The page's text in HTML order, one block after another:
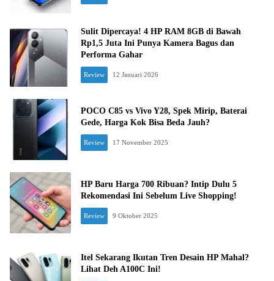
Sulit Dipercaya! 4 HP RAM 8GB di Bawah
Rp1,5 Juta Ini Punya Kamera Bagus dan
Performa Gahar
Review 12 Januari 2026
POCO C85 vs Vivo Y28, Spek Mirip, Baterai
Gede, Harga Kok Bisa Beda Jauh?
Review 17 November 2025
HP Baru Harga 700 Ribuan? Intip Dulu 5
Rekomendasi Ini Sebelum Live Shopping!
Review 9 Oktober 2025
Itel Sekarang Ikutan Tren Desain HP Mahal?
Lihat Deh A100C Ini!